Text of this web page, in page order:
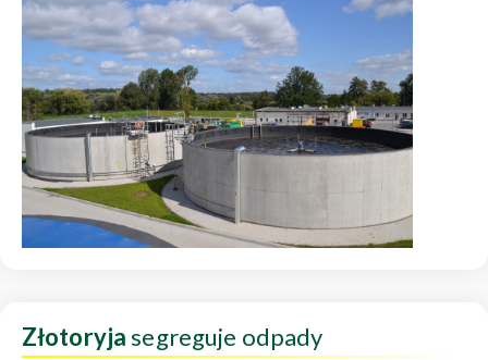
Złotoryjasegreguje odpady